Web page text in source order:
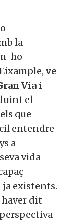
la
ho
ve
Via i
el
que
entendre
a
vida
ja existents.
haver dit